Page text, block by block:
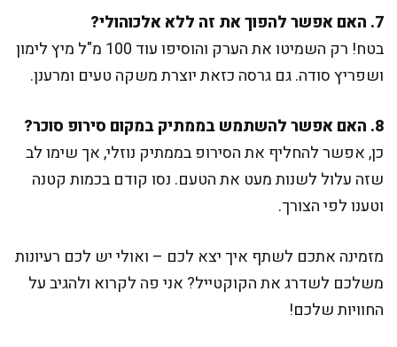
7. האם אפשר להפוך את זה ללא אלכוהולי?
בטח! רק השמיטו את הערק והוסיפו עוד 100 מ"ל מיץ לימון
ושפריץ סודה. גם גרסה כזאת יוצרת משקה טעים ומרענן.
8. האם אפשר להשתמש בממתיק במקום סירופ סוכר?
כן, אפשר להחליף את הסירופ בממתיק נוזלי, אך שימו לב
שזה עלול לשנות מעט את הטעם. נסו קודם בכמות קטנה
וטענו לפי הצורך.
מזמינה אתכם לשתף איך יצא לכם – ואולי יש לכם רעיונות
משלכם לשדרג את הקוקטייל? אני פה לקרוא ולהגיב על
החוויות שלכם!